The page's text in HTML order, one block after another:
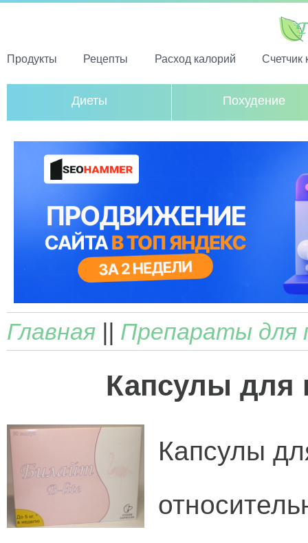
Продукты Рецепты Расход калорий Счетчик
Диеты Похудение
Главная || Препараты для
Капсулы для
Капсулы